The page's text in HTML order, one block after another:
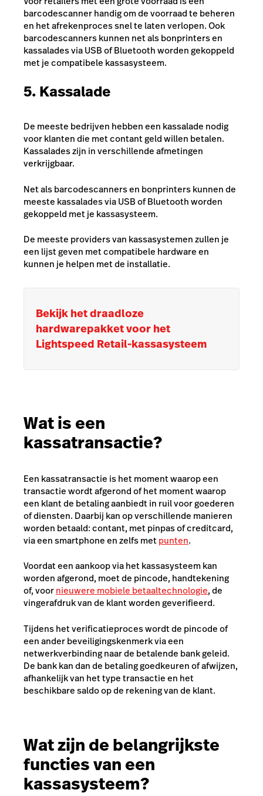
barcodescanner handig om de voorraad te beheren
en het afrekenproces snel te laten verlopen. Ook
barcodescanners kunnen net als bonprinters en
kassalades via USB of Bluetooth worden gekoppeld
met je compatibele kassasysteem.
5. Kassalade
De meeste bedrijven hebben een kassalade nodig
voor klanten die met contant geld willen betalen.
Kassalades zijn in verschillende afmetingen
verkrijgbaar.
Net als barcodescanners en bonprinters kunnen de
meeste kassalades via USB of Bluetooth worden
gekoppeld met je kassasysteem.
De meeste providers van kassasystemen zullen je
een lijst geven met compatibele hardware en
kunnen je helpen met de installatie.
Bekijk het draadloze
hardwarepakket voor het
Lightspeed Retail-kassasysteem
Wat is een
kassatransactie?
Een kassatransactie is het moment waarop een
transactie wordt afgerond of het moment waarop
een klant de betaling aanbiedt in ruil voor goederen
of diensten. Daarbij kan op verschillende manieren
worden betaald: contant, met pinpas of creditcard,
via een smartphone en zelfs metpunten.
Voordat een aankoop via het kassasysteem kan
worden afgerond, moet de pincode, handtekening
of, voornieuwere mobiele betaaltechnologie, de
vingerafdruk van de klant worden geverifieerd.
Tijdens het verificatieproces wordt de pincode of
een ander beveiligingskenmerk via een
netwerkverbinding naar de betalende bank geleid.
De bank kan dan de betaling goedkeuren of afwijzen,
afhankelijk van het type transactie en het
beschikbare saldo op de rekening van de klant.
Wat zijn de belangrijkste
functies van een
kassasysteem?